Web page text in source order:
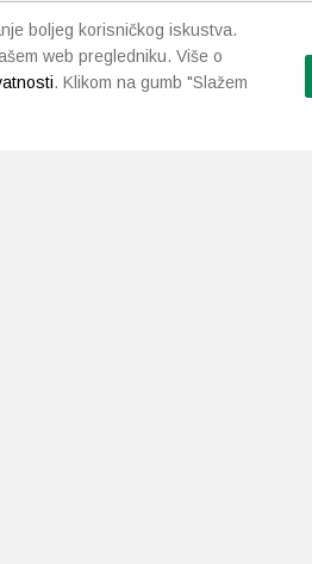
boljeg korisničkog iskustva.
web pregledniku. Više o
. Klikom na gumb "Slažem